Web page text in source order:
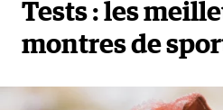
Tests : les
montres de